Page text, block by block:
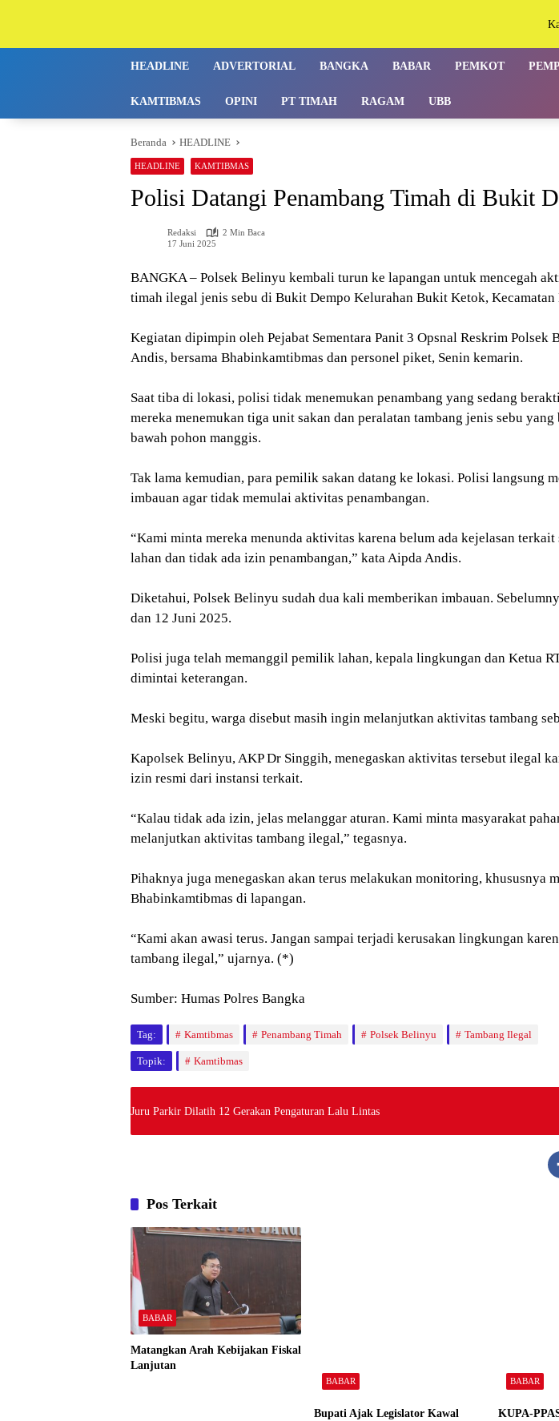
HEADLINE ADVERTORIAL BANGKA BABAR PEMKOT
KAMTIBMAS OPINI PT TIMAH RAGAM UBB
Beranda HEADLINE
HEADLINE KAMTIBMAS
Polisi Datangi Penambang Timah di Bukit
Redaksi
2 Min Baca
17 Juni 2025
BANGKA – Polsek Belinyu kembali turun ke lapangan untuk mencegah
timah ilegal jenis sebu di Bukit Dempo Kelurahan Bukit Ketok,
Kegiatan dipimpin oleh Pejabat Sementara Panit 3 Opsnal Reskrim Polsek
Andis, bersama Bhabinkamtibmas dan personel piket, Senin kemarin.
Saat tiba di lokasi, polisi tidak menemukan penambang yang sedang
mereka menemukan tiga unit sakan dan peralatan tambang jenis sebu
bawah pohon manggis.
Tak lama kemudian, para pemilik sakan datang ke lokasi. Polisi langsung
imbauan agar tidak memulai aktivitas penambangan.
“Kami minta mereka menunda aktivitas karena belum ada kejelasan
lahan dan tidak ada izin penambangan,” kata Aipda Andis.
Diketahui, Polsek Belinyu sudah dua kali memberikan imbauan.
dan 12 Juni 2025.
Polisi juga telah memanggil pemilik lahan, kepala lingkungan dan Ketua
dimintai keterangan.
Meski begitu, warga disebut masih ingin melanjutkan aktivitas tambang
Kapolsek Belinyu, AKP Dr Singgih, menegaskan aktivitas tersebut ilegal
izin resmi dari instansi terkait.
“Kalau tidak ada izin, jelas melanggar aturan. Kami minta masyarakat
melanjutkan aktivitas tambang ilegal,” tegasnya.
Pihaknya juga menegaskan akan terus melakukan monitoring, khususnya
Bhabinkamtibmas di lapangan.
“Kami akan awasi terus. Jangan sampai terjadi kerusakan lingkungan
tambang ilegal,” ujarnya. (*)
Sumber: Humas Polres Bangka
Tag: Kamtibmas Penambang Timah Polsek Belinyu Tambang Ilegal
Topik: Kamtibmas
Juru Parkir Dilatih 12 Gerakan Pengaturan Lalu Lintas
Pos Terkait
BABAR
Matangkan Arah Kebijakan Fiskal
Lanjutan
BABAR
Bupati Ajak Legislator Kawal
BABAR
KUPA-